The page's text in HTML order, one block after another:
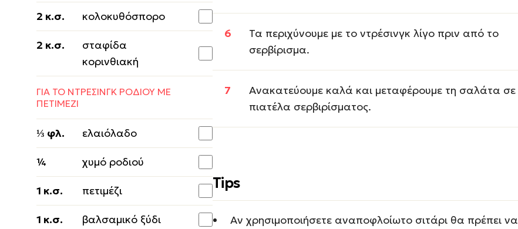
2 κ.σ. κολοκυθόσπορο
2 κ.σ.
σταφίδα
κορινθιακή
ΓΙΑ ΤΟ ΝΤΡΕΣΙΝΓΚ ΡΟΔΙΟΥ ΜΕ
ΠΕΤΙΜΕΖΙ
⅓ φλ. ελαιόλαδο
¼ χυμό ροδιού
1 κ.σ. πετιμέζι
1 κ.σ. βαλσαμικό ξύδι
Τα περιχύνουμε με το ντρέσινγκ λίγο πριν από το
σερβίρισμα.
Ανακατεύουμε καλά και μεταφέρουμε τη σαλάτα σε
πιατέλα σερβιρίσματος.
Tips
Αν χρησιμοποιήσετε αναποφλοίωτο σιτάρι θα πρέπει να